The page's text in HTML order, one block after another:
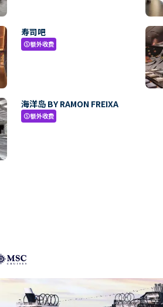
寿司吧
paid额外收费
海洋岛 BY RAMON FREIXA
paid额外收费